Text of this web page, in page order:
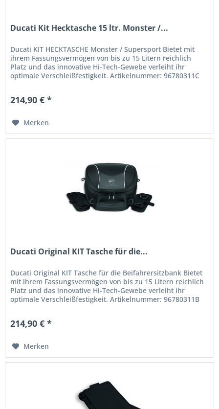
Ducati Kit Hecktasche 15 ltr. Monster /...
Ducati KIT HECKTASCHE Monster / Supersport Bietet mit
ihrem Fassungsvermögen von bis zu 15 Litern reichlich
Platz und das innovative Hi-Tech-Gewebe verleiht ihr
optimale Verschleißfestigkeit. Artikelnummer: 96780311C
214,90 € *
Merken
Ducati Original KIT Tasche für die...
Ducati Original KIT Tasche für die Beifahrersitzbank Bietet
mit ihrem Fassungsvermögen von bis zu 15 Litern reichlich
Platz und das innovative Hi-Tech-Gewebe verleiht ihr
optimale Verschleißfestigkeit. Artikelnummer: 96780311B
214,90 € *
Merken